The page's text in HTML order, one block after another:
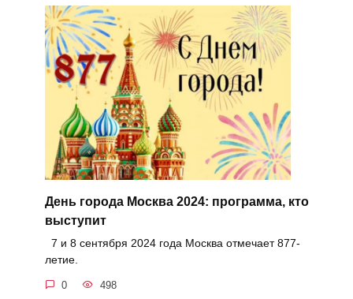
День города Москва 2024: программа, кто
выступит
7 и 8 сентября 2024 года Москва отмечает 877-
летие.
0 498